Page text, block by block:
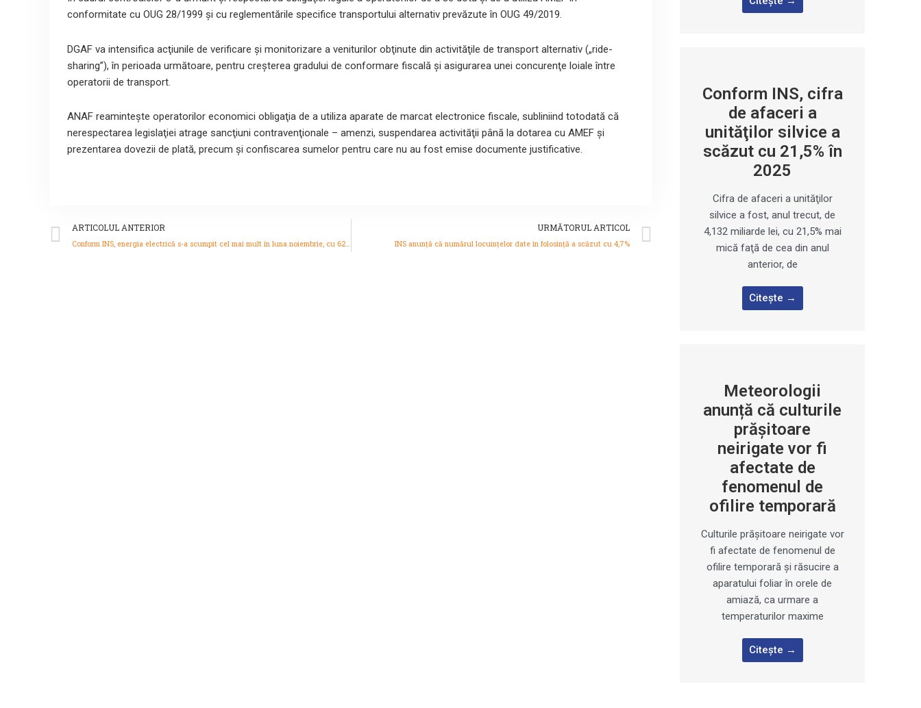
conformitate cu OUG 28/1999 şi cu reglementările specifice transportului alternativ prevăzute în OUG 49/2019.
DGAF va intensifica acţiunile de verificare şi monitorizare a veniturilor obţinute din activităţile de transport alternativ („ride-
sharing”), în perioada următoare, pentru creşterea gradului de conformare fiscală şi asigurarea unei concurenţe loiale între
operatorii de transport.
ANAF reaminteşte operatorilor economici obligaţia de a utiliza aparate de marcat electronice fiscale, subliniind totodată că
nerespectarea legislaţiei atrage sancţiuni contravenţionale – amenzi, suspendarea activităţii până la dotarea cu AMEF şi
prezentarea dovezii de plată, precum şi confiscarea sumelor pentru care nu au fost emise documente justificative.
Prev
ARTICOLUL ANTERIOR
Conform INS, energia electrică s-a scumpit cel mai mult în luna noiembrie, cu 62,36% în ritm anual
URMĂTORUL ARTICOL
INS anunță că numărul locuinţelor date în folosinţă a scăzut cu 4,7%
Conform INS, cifra
de afaceri a
unităţilor silvice a
scăzut cu 21,5% în
2025
Cifra de afaceri a unităţilor
silvice a fost, anul trecut, de
4,132 miliarde lei, cu 21,5% mai
mică faţă de cea din anul
anterior, de
Citește →
Meteorologii
anunță că culturile
prăşitoare
neirigate vor fi
afectate de
fenomenul de
ofilire temporară
Culturile prăşitoare neirigate vor
fi afectate de fenomenul de
ofilire temporară şi răsucire a
aparatului foliar în orele de
amiază, ca urmare a
temperaturilor maxime
Citește →